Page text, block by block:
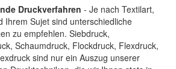
Druckverfahren - Je nach Textilart,
Ihrem Sujet sind unterschiedliche
zu empfehlen. Siebdruck,
Schaumdruck, Flockdruck, Flexdruck,
sind nur ein Auszug unserer